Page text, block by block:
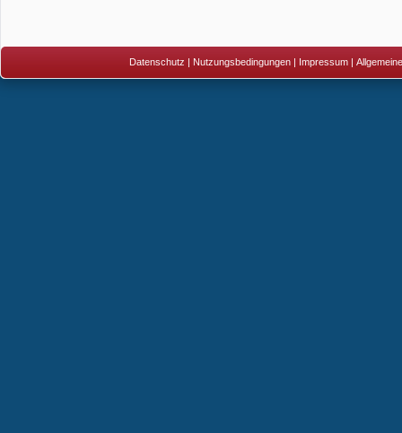
Datenschutz | Nutzungsbedingungen| Impressum|